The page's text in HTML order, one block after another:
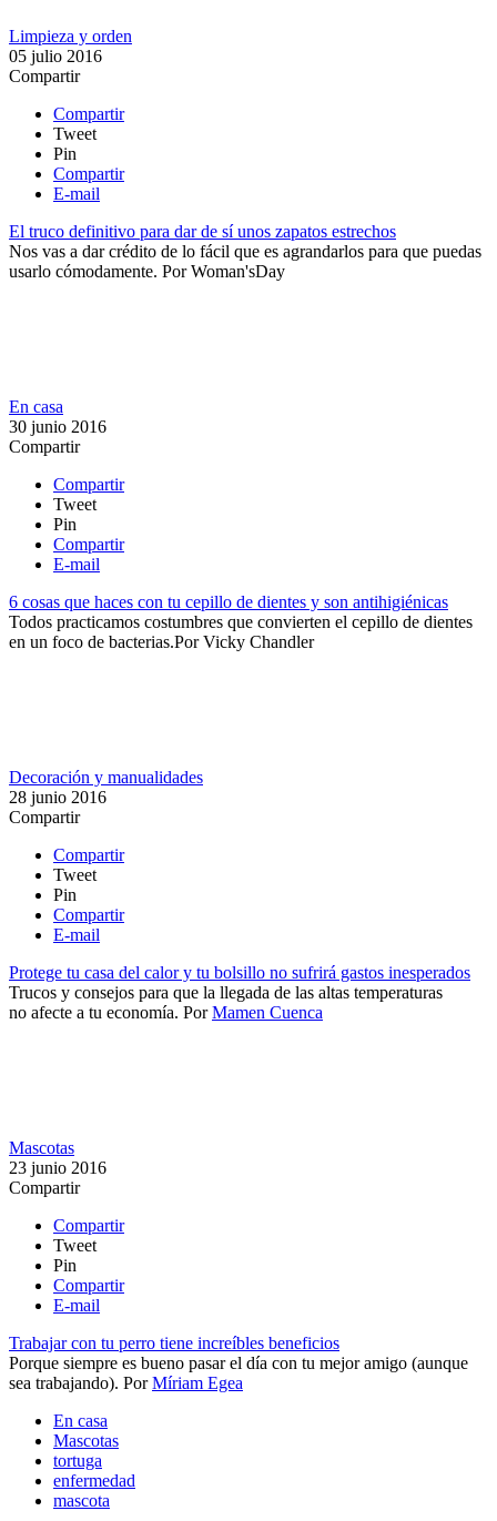
Limpieza y orden
05 julio 2016
Compartir
Compartir
Tweet
Pin
Compartir
E-mail
El truco definitivo para dar de sí unos zapatos estrechos
Nos vas a dar crédito de lo fácil que es agrandarlos para que puedas
usarlo cómodamente. PorWoman'sDay
En casa
30 junio 2016
Compartir
Compartir
Tweet
Pin
Compartir
E-mail
6 cosas que haces con tu cepillo de dientes y son antihigiénicas
Todos practicamos costumbres que convierten el cepillo de dientes
en un foco de bacterias.​​PorVicky Chandler
Decoración y manualidades
28 junio 2016
Compartir
Compartir
Tweet
Pin
Compartir
E-mail
Protege tu casa del calor y tu bolsillo no sufrirá gastos inesperados
Trucos y consejos para que la llegada de las altas temperaturas
no afecte a tu economía​. PorMamen Cuenca
Mascotas
23 junio 2016
Compartir
Compartir
Tweet
Pin
Compartir
E-mail
Trabajar con tu perro tiene increíbles beneficios
​Porque siempre es bueno pasar el día con tu mejor amigo (aunque
sea trabajando). PorMíriam Egea
En casa
Mascotas
tortuga
enfermedad
mascota